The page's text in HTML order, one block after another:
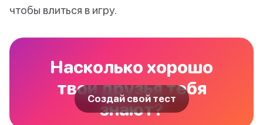
чтобы влиться в игру.
Насколько хорошо
твои друзья тебя
знают?
Создай свой тест